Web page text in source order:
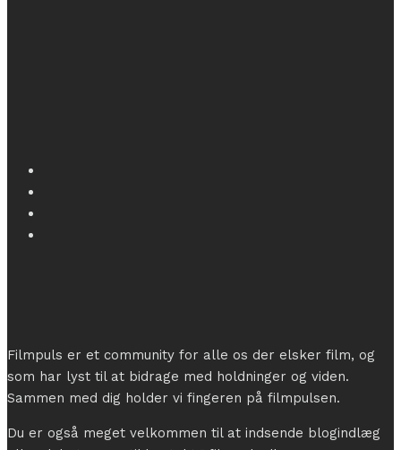
Filmpuls er et community for alle os der elsker film, og
som har lyst til at bidrage med holdninger og viden.
Sammen med dig holder vi fingeren på filmpulsen.
Du er også meget velkommen til at indsende blogindlæg